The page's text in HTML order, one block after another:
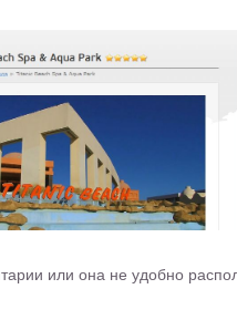
или она не удобно